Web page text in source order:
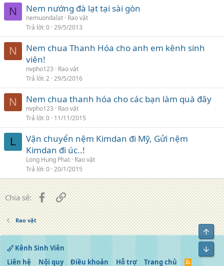
N Nem nướng đà lạt tại sài gòn
nemuondalat Rao vặt
Trả lời 0 29/5/2013
N
Nem chua Thanh Hóa cho anh em kênh sinh
viên!
nvpho123
Rao vặt
Trả lời 2 29/5/2016
N Nem chua thanh hóa cho các bạn làm quà đây
nvpho123
Rao vặt
Trả lời 0 11/11/2015
L
Vận chuyển nệm Kimdan đi Mỹ, Gửi nệm
Kimdan đi úc..!
Long Hung Phat Rao vặt
Trả lời 0 20/1/2015
Chia sẻ: FacebookLiên kết
Rao vặt
Kênh Sinh Viên
Liên hệ
Nội quy Điều khoản Hỗ trợ Trang chủ
R
Top